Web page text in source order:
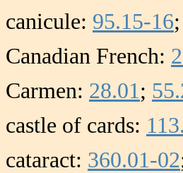
canicule: 95.15-16;
Canadian French:
Carmen: 28.01;
castle of cards:
cataract: 360.01-02